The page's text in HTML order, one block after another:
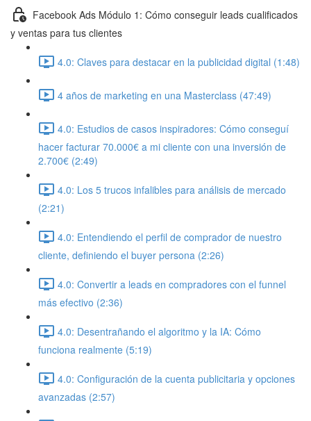
Facebook Ads Módulo 1: Cómo conseguir leads cualificados
y ventas para tus clientes
4.0: Claves para destacar en la publicidad digital (1:48)
4 años de marketing en una Masterclass (47:49)
4.0: Estudios de casos inspiradores: Cómo conseguí
hacer facturar 70.000€ a mi cliente con una inversión de
2.700€ (2:49)
4.0: Los 5 trucos infalibles para análisis de mercado
(2:21)
4.0: Entendiendo el perfil de comprador de nuestro
cliente, definiendo el buyer persona (2:26)
4.0: Convertir a leads en compradores con el funnel
más efectivo (2:36)
4.0: Desentrañando el algoritmo y la IA: Cómo
funciona realmente (5:19)
4.0: Configuración de la cuenta publicitaria y opciones
avanzadas (2:57)